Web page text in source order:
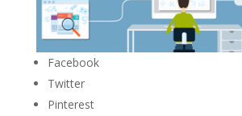
Facebook
Twitter
Pinterest